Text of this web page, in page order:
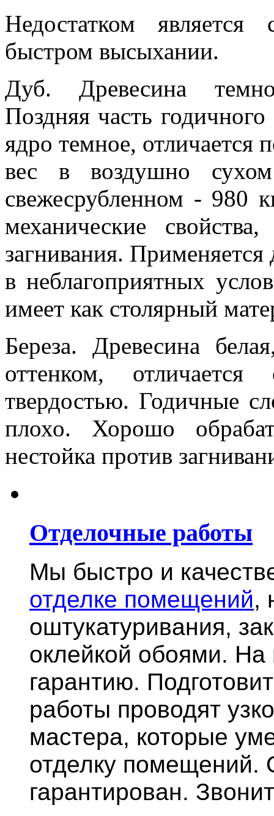
Недостатком является
быстром высыхании.
Дуб. Древесина
Поздняя часть
ядро темное, отличается
вес в воздушно
свежесрубленном - 980
механические
загнивания.
в неблагоприятных
имеет как столярный
Береза. Древесина
оттенком,
твердостью. Годичные
плохо. Хорошо
нестойка против
Отделочные работы
Мы быстро и
отделке помещений,
оштукатуривания,
оклейкой обоями.
гарантию.
работы проводят
мастера, которые
отделку помещений.
гарантирован.